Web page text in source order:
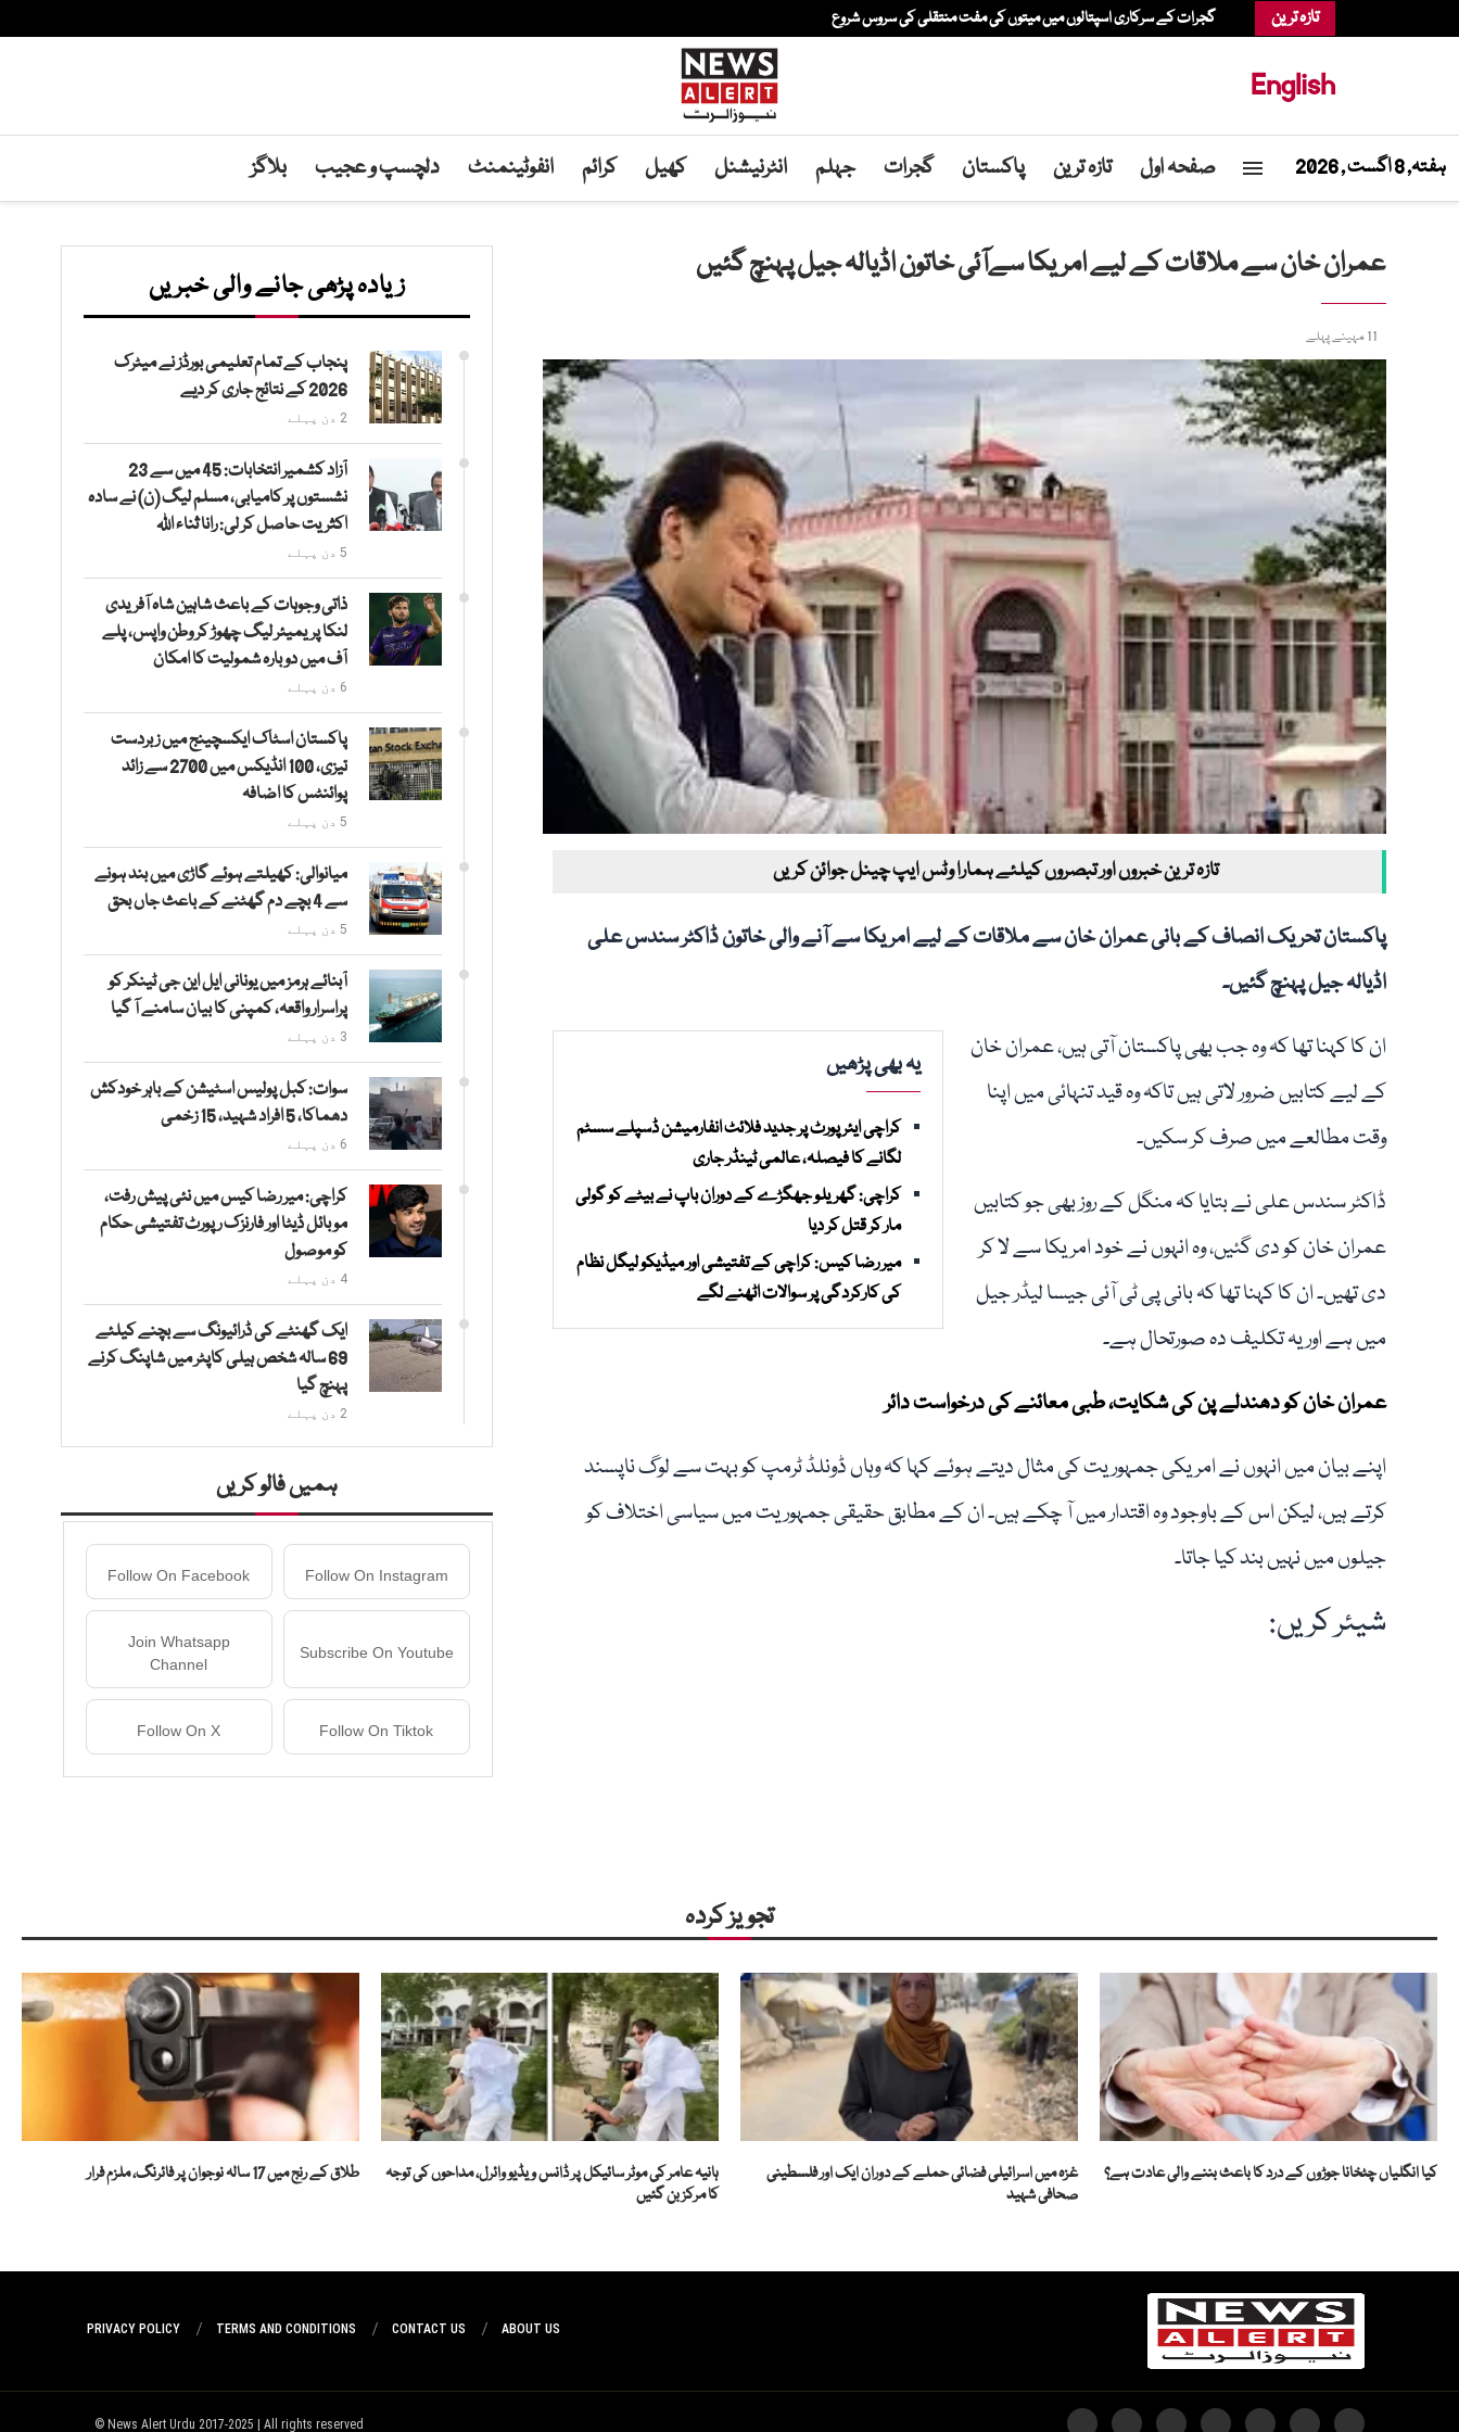
تازہ ترین گجرات کے سرکاری اسپتالوں میں میتوں کی مفت منتقلی کی سروس شروع
English
ہفتہ, 8 اگست , 2026 صفحہ اول تازہ ترین پاکستان گجرات جہلم انٹرنیشنل کھیل کرائم انفوٹینمنٹ دلچسپ و عجیب بلاگز
عمران خان سے ملاقات کے لیے امریکا سےآئی خاتون اڈیالہ جیل پہنچ گئیں
11 مہینے پہلے
تازہ ترین خبروں اور تبصروں کیلئے ہمارا وٹس ایپ چینل جوائن کریں
پاکستان تحریک انصاف کے بانی عمران خان سے ملاقات کے لیے امریکا سے آنے والی خاتون ڈاکٹر سندس علی
اڈیالہ جیل پہنچ گئیں۔
یہ بھی پڑھیں
کراچی ایئرپورٹ پر جدید فلائٹ انفارمیشن ڈسپلے سسٹم
لگانے کا فیصلہ، عالمی ٹینڈر جاری
کراچی: گھریلو جھگڑے کے دوران باپ نے بیٹے کو گولی
مار کر قتل کر دیا
میر رضا کیس: کراچی کے تفتیشی اور میڈیکو لیگل نظام
کی کارکردگی پر سوالات اٹھنے لگے
ان کا کہنا تھا کہ وہ جب بھی پاکستان آتی ہیں، عمران خان
کے لیے کتابیں ضرور لاتی ہیں تاکہ وہ قید تنہائی میں اپنا
وقت مطالعے میں صرف کر سکیں۔
ڈاکٹر سندس علی نے بتایا کہ منگل کے روز بھی جو کتابیں
عمران خان کو دی گئیں، وہ انہوں نے خود امریکا سے لا کر
دی تھیں۔ ان کا کہنا تھا کہ بانی پی ٹی آئی جیسا لیڈر جیل
میں ہے اور یہ تکلیف دہ صورتحال ہے۔
عمران خان کو دھندلے پن کی شکایت، طبی معائنے کی درخواست دائر
اپنے بیان میں انہوں نے امریکی جمہوریت کی مثال دیتے ہوئے کہا کہ وہاں ڈونلڈ ٹرمپ کو بہت سے لوگ ناپسند
کرتے ہیں، لیکن اس کے باوجود وہ اقتدار میں آ چکے ہیں۔ ان کے مطابق حقیقی جمہوریت میں سیاسی اختلاف کو
جیلوں میں نہیں بند کیا جاتا۔
شیئر کریں:
زیادہ پڑھی جانے والی خبریں
پنجاب کے تمام تعلیمی بورڈز نے میٹرک
2026 کے نتائج جاری کر دیے
2 دن پہلے
آزاد کشمیر انتخابات: 45 میں سے 23
نشستوں پر کامیابی، مسلم لیگ (ن) نے سادہ
اکثریت حاصل کر لی: رانا ثناء اللہ
5 دن پہلے
ذاتی وجوہات کے باعث شاہین شاہ آفریدی
لنکا پریمیئر لیگ چھوڑ کر وطن واپس، پلے
آف میں دوبارہ شمولیت کا امکان
6 دن پہلے
پاکستان اسٹاک ایکسچینج میں زبردست
تیزی، 100 انڈیکس میں 2700 سے زائد
پوائنٹس کا اضافہ
5 دن پہلے
میانوالی: کھیلتے ہوئے گاڑی میں بند ہونے
سے 4 بچے دم گھٹنے کے باعث جاں بحق
5 دن پہلے
آبنائے ہرمز میں یونانی ایل این جی ٹینکر کو
پراسرار واقعہ، کمپنی کا بیان سامنے آ گیا
3 دن پہلے
سوات: کبل پولیس اسٹیشن کے باہر خودکش
دھماکا، 5 افراد شہید، 15 زخمی
6 دن پہلے
کراچی: میر رضا کیس میں نئی پیش رفت،
موبائل ڈیٹا اور فارنزک رپورٹ تفتیشی حکام
کو موصول
4 دن پہلے
ایک گھنٹے کی ڈرائیونگ سے بچنے کیلئے
69 سالہ شخص ہیلی کاپٹر میں شاپنگ کرنے
پہنچ گیا
2 دن پہلے
ہمیں فالو کریں
Follow On Instagram
Follow On Facebook
Subscribe On Youtube
Join Whatsapp
Channel
Follow On Tiktok
Follow On X
تجویز کردہ
کیا انگلیاں چٹخانا جوڑوں کے درد کا باعث بننے والی عادت ہے؟
غزہ میں اسرائیلی فضائی حملے کے دوران ایک اور فلسطینی
صحافی شہید
ہانیہ عامر کی موٹر سائیکل پر ڈانس ویڈیو وائرل، مداحوں کی توجہ
کا مرکز بن گئیں
طلاق کے رنج میں 17 سالہ نوجوان پر فائرنگ، ملزم فرار
ABOUT US
CONTACT US
TERMS AND CONDITIONS
PRIVACY POLICY
News Alert Urdu 2017-2025 | All rights reserved ©